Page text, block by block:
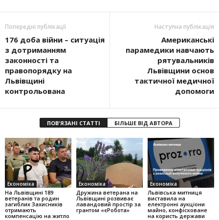
Попередні публікації
176 доба війни – ситуація
з дотриманням
законності та
правопорядку на
Львівщині
контрольована
Наступна публікація
Американські
парамедики навчають
рятувальників
Львівщини основ
тактичної медичної
допомоги
ПОВ'ЯЗАНІ СТАТТІ БІЛЬШЕ ВІД АВТОРА
Економіка
На Львівщині 189
ветеранів та родин
загиблих Захисників
отримають
компенсацію на житло
Економіка
Дружина ветерана на
Львівщині розвиває
лавандовий простір за
грантом «єРобота»
Економіка
Львівська митниця
виставила на
електронні аукціони
майно, конфісковане
на користь держави